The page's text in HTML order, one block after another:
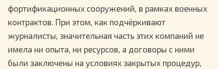
фортификационных сооружений, в рамках военных
контрактов. При этом, как подчёркивают
журналисты, значительная часть этих компаний не
имела ни опыта, ни ресурсов, а договоры с ними
были заключены на условиях закрытых процедур,